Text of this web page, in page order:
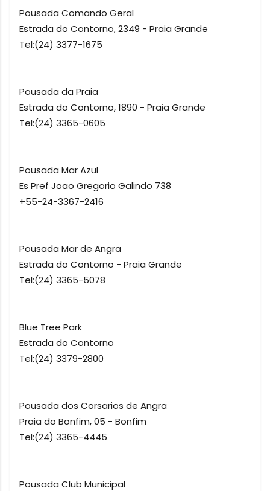
Pousada Comando Geral
Estrada do Contorno, 2349 - Praia Grande
Tel:(24) 3377-1675
Pousada da Praia
Estrada do Contorno, 1890 - Praia Grande
Tel:(24) 3365-0605
Pousada Mar Azul
Es Pref Joao Gregorio Galindo 738
+55-24-3367-2416
Pousada Mar de Angra
Estrada do Contorno - Praia Grande
Tel:(24) 3365-5078
Blue Tree Park
Estrada do Contorno
Tel:(24) 3379-2800
Pousada dos Corsarios de Angra
Praia do Bonfim, 05 - Bonfim
Tel:(24) 3365-4445
Pousada Club Municipal